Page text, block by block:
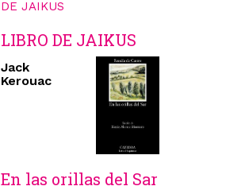
LIBRO DE JAIKUS
Jack
Kerouac
En las orillas del Sar